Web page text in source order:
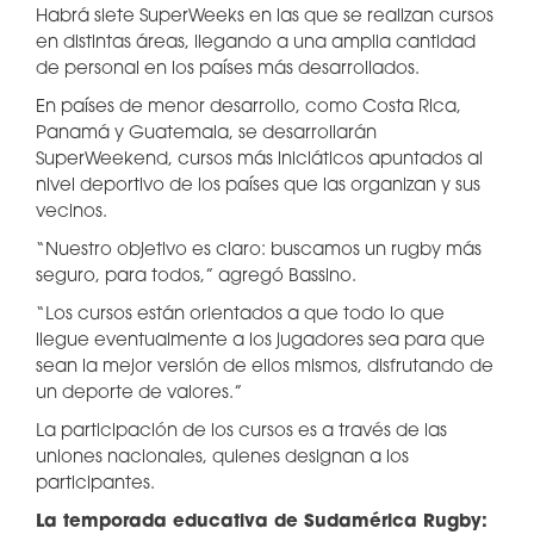
Habrá siete SuperWeeks en las que se realizan cursos
en distintas áreas, llegando a una amplia cantidad
de personal en los países más desarrollados.
En países de menor desarrollo, como Costa Rica,
Panamá y Guatemala, se desarrollarán
SuperWeekend, cursos más iniciáticos apuntados al
nivel deportivo de los países que las organizan y sus
vecinos.
“Nuestro objetivo es claro: buscamos un rugby más
seguro, para todos,” agregó Bassino.
“Los cursos están orientados a que todo lo que
llegue eventualmente a los jugadores sea para que
sean la mejor versión de ellos mismos, disfrutando de
un deporte de valores.”
La participación de los cursos es a través de las
uniones nacionales, quienes designan a los
participantes.
La temporada educativa de Sudamérica Rugby: